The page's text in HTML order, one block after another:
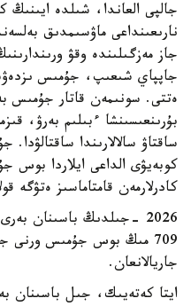
جالپى العاندا، شىلدە
نارىعىنداعى ماۋسىمدىق
جاز مەزگىلىندە وقۋ
جاپپاي شىعىپ، جۇمىس
ەتتى. سونىمەن قاتار جۇمىس
بۇرىنعىسىنشا ءبىلىم بەرۋ،
ساقتاۋ سالالارىندا
كوبەيۋى الداعى ايلاردا بوس
كادرلارمەن قامتاماسىز ەتۋگە
جاريالانعان.